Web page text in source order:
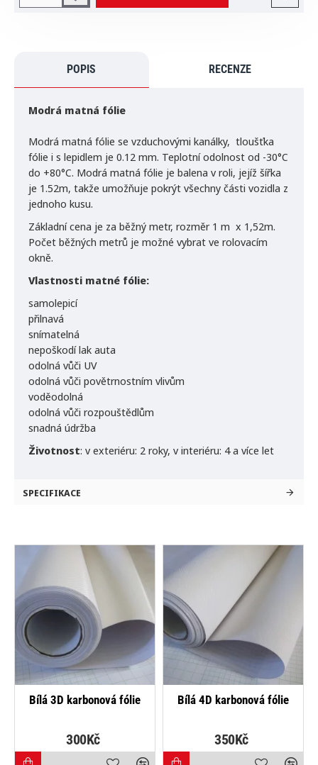
POPIS RECENZE
Modrá matná fólie
Modrá matná fólie se vzduchovými kanálky, tloušťka
fólie i s lepidlem je 0.12 mm. Teplotní odolnost od -30°C
do +80°C. Modrá matná fólie je balena v roli, jejíž šířka
je 1.52m, takže umožňuje pokrýt všechny části vozidla z
jednoho kusu.
Základní cena je za běžný metr, rozměr 1 m x 1,52m.
Počet běžných metrů je možné vybrat ve rolovacím
okně.
Vlastnosti matné fólie:
samolepicí
přilnavá
snímatelná
nepoškodí lak auta
odolná vůči UV
odolná vůči povětrnostním vlivům
voděodolná
odolná vůči rozpouštědlům
snadná údržba
Životnost: v exteriéru: 2 roky, v interiéru: 4 a více let
SPECIFIKACE
NEJPRODÁVANĚJŠÍ
Bílá 3D karbonová fólie
300Kč
NEJPRODÁVANĚJŠÍ
Bílá 4D karbonová fólie
350Kč